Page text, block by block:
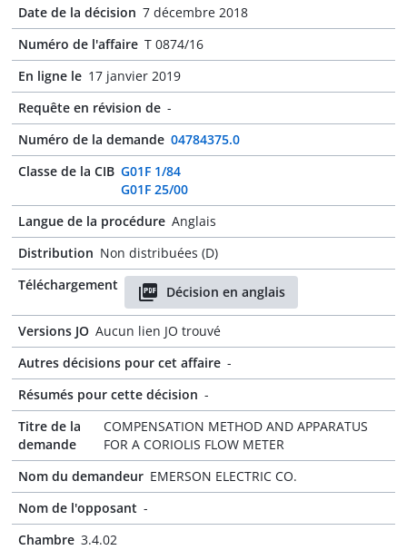
Date de la décision 7 décembre 2018
Numéro de l'affaire T 0874/16
En ligne le 17 janvier 2019
Requête en révision de -
Numéro de la demande 04784375.0
Classe de la CIB G01F 1/84
G01F 25/00
Langue de la procédure Anglais
Distribution Non distribuées (D)
Téléchargement
Décision en anglais
Versions JO Aucun lien JO trouvé
Autres décisions pour cet affaire -
Résumés pour cette décision -
Titre de la
demande
COMPENSATION METHOD AND APPARATUS
FOR A CORIOLIS FLOW METER
Nom du demandeur EMERSON ELECTRIC CO.
Nom de l'opposant -
Chambre 3.4.02